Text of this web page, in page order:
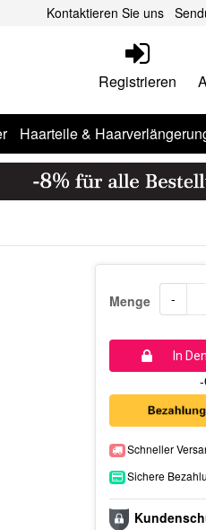
Kontaktieren Sie uns
Registrieren
Haarteile &
Menge -
In
Schneller
Sichere